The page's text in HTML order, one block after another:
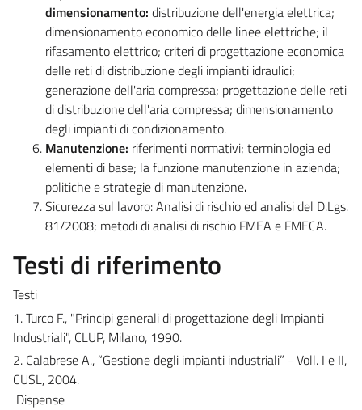
dimensionamento: distribuzione dell'energia elettrica;
dimensionamento economico delle linee elettriche; il
rifasamento elettrico; criteri di progettazione economica
delle reti di distribuzione degli impianti idraulici;
generazione dell'aria compressa; progettazione delle reti
di distribuzione dell'aria compressa; dimensionamento
degli impianti di condizionamento.
Manutenzione: riferimenti normativi; terminologia ed
elementi di base; la funzione manutenzione in azienda;
politiche e strategie di manutenzione.
Sicurezza sul lavoro:Analisi di rischio ed analisi del D.Lgs.
81/2008; metodi di analisi di rischio FMEA e FMECA.
Testi di riferimento
Testi
1. Turco F., "Principi generalidi progettazionedegli Impianti
Industriali", CLUP, Milano, 1990.
2. Calabrese A., “Gestione degli impianti industriali” - Voll. I e II,
CUSL, 2004.
Dispense